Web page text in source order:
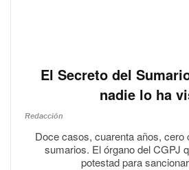
El Secreto del
nadie lo ha
Redacción
Doce casos, cuarenta años, cero
sumarios. El órgano del CGPJ
potestad para